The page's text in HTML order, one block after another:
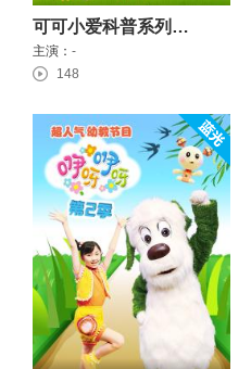
可可小爱科普系列第二季
主演： -
148